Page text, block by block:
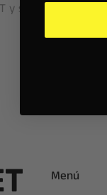
y sé el primero
Menú